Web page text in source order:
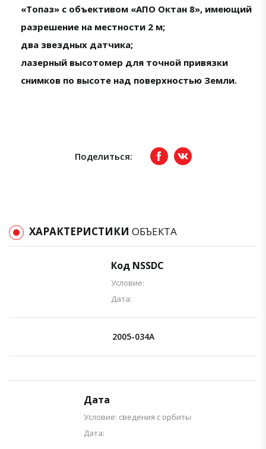
«Топаз» с объективом «АПО Октан 8», имеющий
разрешение на местности 2 м;
два звездных датчика;
лазерный высотомер для точной привязки
снимков по высоте над поверхностью Земли.
Поделиться: FacebookвКонтакте
ХАРАКТЕРИСТИКИ ОБЪЕКТА
Код NSSDC
Условие:
Дата:
2005-034A
Дата
Условие: сведения с орбиты
Дата: